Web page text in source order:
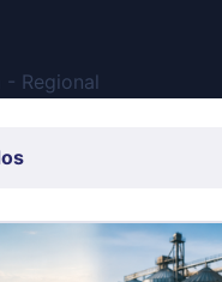
- Regional